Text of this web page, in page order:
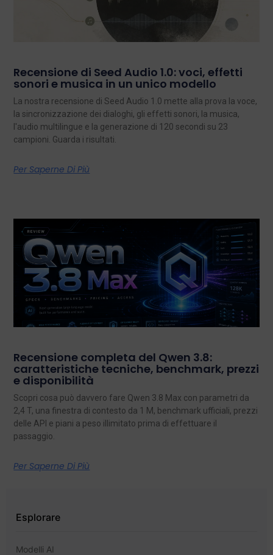
Recensione di Seed Audio 1.0: voci, effetti
sonori e musica in un unico modello
La nostra recensione di Seed Audio 1.0 mette alla prova la voce,
la sincronizzazione dei dialoghi, gli effetti sonori, la musica,
l'audio multilingue e la generazione di 120 secondi su 23
campioni. Guarda i risultati.
Per Saperne Di Più
Recensione completa del Qwen 3.8:
caratteristiche tecniche, benchmark, prezzi
e disponibilità
Scopri cosa può davvero fare Qwen 3.8 Max con parametri da
2,4 T, una finestra di contesto da 1 M, benchmark ufficiali, prezzi
delle API e piani a peso illimitato prima di effettuare il
passaggio.
Per Saperne Di Più
Esplorare
Modelli AI